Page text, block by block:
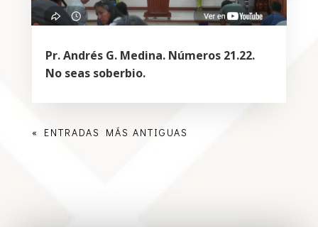
Pr. Andrés G. Medina. Números 21.22.
No seas soberbio.
« ENTRADAS MÁS ANTIGUAS